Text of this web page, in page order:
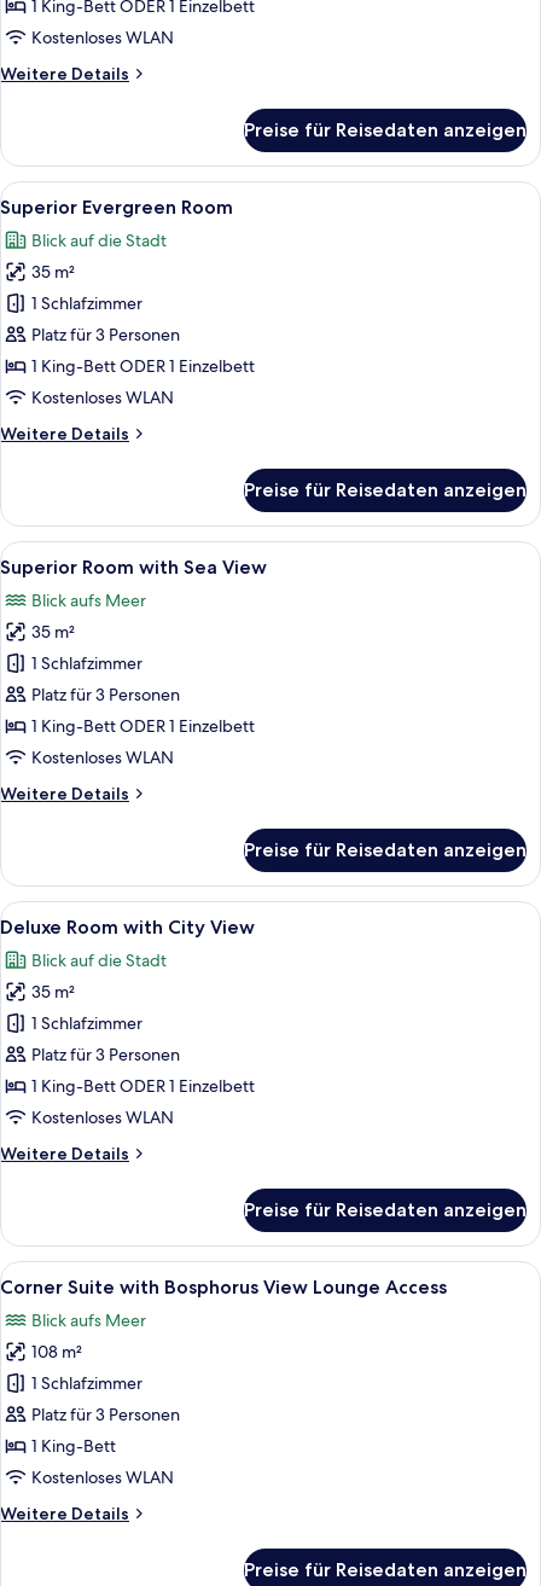
1 King-Bett ODER 1 Einzelbett
Kostenloses WLAN
Weitere Details
Weitere
Zimmer,
Stadtblick
Preise für Reisedaten anzeigen
Alle
Fotos
für
Superior
Evergreen
Room
anzeigen
Ein Hotelzimmer mit einem großen
9
Superior Evergreen Room
Blick auf die Stadt
35 m²
1 Schlafzimmer
Platz für 3 Personen
1 King-Bett ODER 1 Einzelbett
Kostenloses WLAN
Weitere Details
Weitere
Evergreen
Room
Preise für Reisedaten anzeigen
Alle
Fotos
für
Superior
Room
with
Sea
View
Ein Hotelzimmer mit einem großen
5
Superior Room with Sea View
Blick aufs Meer
35 m²
1 Schlafzimmer
Platz für 3 Personen
1 King-Bett ODER 1 Einzelbett
Kostenloses WLAN
Weitere Details
Weitere
Room
with
Sea
Preise für Reisedaten anzeigen
Alle
Fotos
für
Deluxe
Room
with
City
View
Ein Hotelzimmer mit einem großen
5
Deluxe Room with City View
Blick auf die Stadt
35 m²
1 Schlafzimmer
Platz für 3 Personen
1 King-Bett ODER 1 Einzelbett
Kostenloses WLAN
Weitere Details
Weitere
Room
with
City
Preise für Reisedaten anzeigen
Alle
Fotos
für
Corner
Suite
with
Bosphorus
View
Access
Ein modernes Hotelzimmer mit
6
Corner Suite with Bosphorus View Lounge Access
Blick aufs Meer
108 m²
1 Schlafzimmer
Platz für 3 Personen
1 King-Bett
Kostenloses WLAN
Weitere Details
Weitere
Preise für Reisedaten anzeigen